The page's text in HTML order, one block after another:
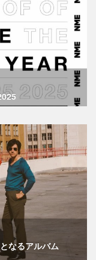
なるアルバム